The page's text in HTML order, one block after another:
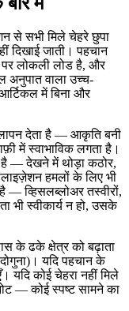
से सभी मिले चेहरे छुपा
दिखाई जाती। पहचान
पर लोकली लोड है, और
वाला उच्च-
में बिना और
देता है — आकृति बनी
में स्वाभाविक लगता है।
है — देखने में थोड़ा कठोर,
हमलों के लिए भी
— व्हिसलब्लोअर तस्वीरों,
भी स्वीकार्य न हो, उसके
के ढके क्षेत्र को बढ़ाता
यदि पहचान के
यदि कोई चेहरा नहीं मिले
— कोई स्पष्ट सामने का